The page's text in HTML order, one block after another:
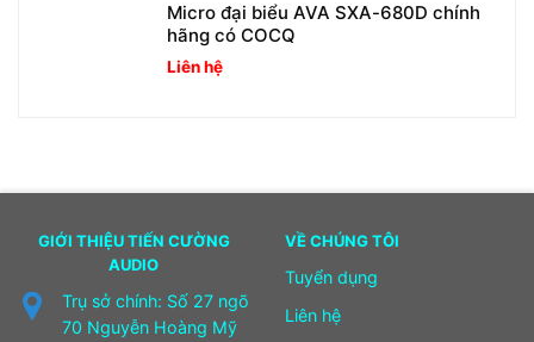
Micro đại biểu AVA SXA-680D chính
hãng có COCQ
Liên hệ
GIỚI THIỆU TIẾN CƯỜNG
AUDIO
Trụ sở chính: Số 27 ngõ
70 Nguyễn Hoàng Mỹ
VỀ CHÚNG TÔI
Tuyển dụng
Liên hệ